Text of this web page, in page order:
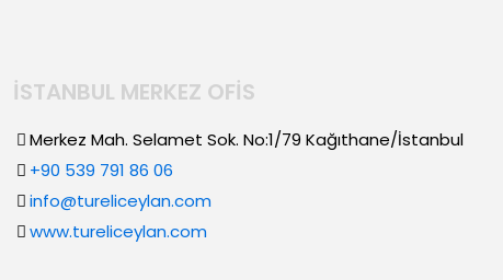
İSTANBUL MERKEZ OFİS
Merkez Mah. Selamet Sok. No:1/79 Kağıthane/İstanbul
+90 539 791 86 06
info@tureliceylan.com
www.tureliceylan.com